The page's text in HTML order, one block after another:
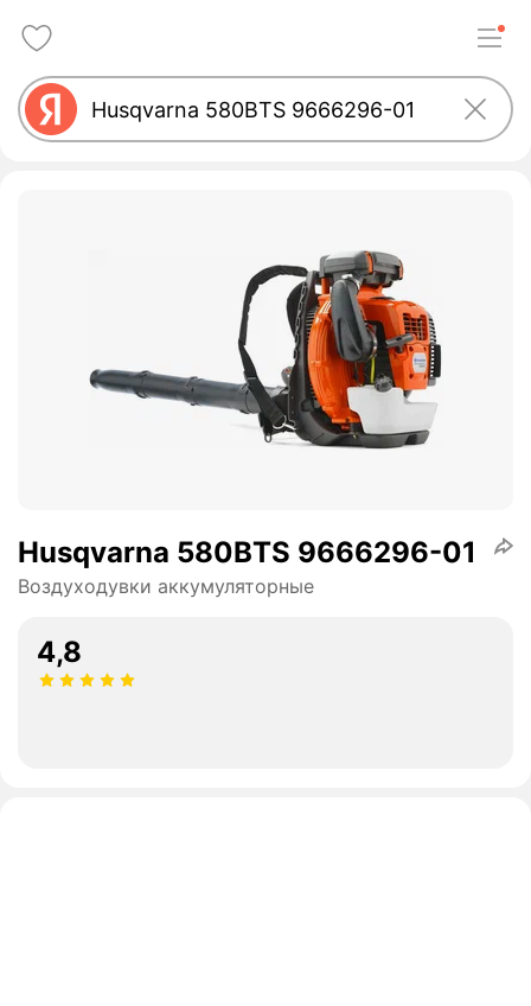
Husqvarna 580BTS 9666296-01
Воздуходувки аккумуляторные
4,8